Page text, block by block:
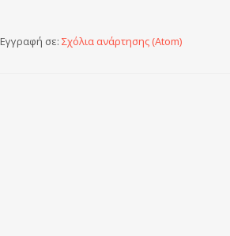
Εγγραφή σε: Σχόλια ανάρτησης (Atom)